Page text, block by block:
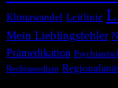
Klimawandel Leitlinie
Mein Lieblingsfehler
Prämedikation
Rechtsmedizin